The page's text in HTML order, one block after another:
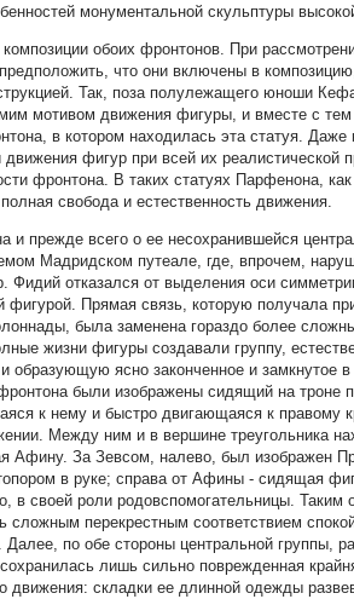
монументальной скульптуры
обоих фронтонов. При
что они включены в
Так, поза полулежащего юноши
мотивом движения фигуры, и вместе с тем
в котором находилась эта статуя. Даже
фигур при всей их реалистической
фронтона. В таких статуях Парфенона,
свобода и естественность движения.
и прежде всего о ее несохранившейся
Мадридском путеале, где, впрочем,
Фидий отказался от выделения оси
фигурой. Прямая связь, которую получала
была заменена гораздо более
жизни фигуры создавали группу,
образующую ясно законченное и замкнутое в
были изображены сидящий на троне
к нему и быстро двигающаяся к правому
Между ним и в вершине треугольника
Афину. За Зевсом, налево, был изображен
в руке; справа от Афины - сидящая
в своей роли родовспомогательницы. Таким
сложным перекрестным соответствием
по обе стороны центральной группы,
лишь сильно поврежденная
движения: складки ее длинной одежды